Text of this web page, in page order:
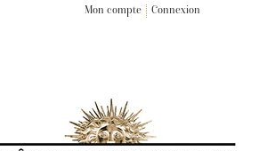
Mon compte Connexion